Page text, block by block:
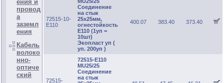
ения и
провод
а
заземл
ения
Кабель
волоко
нно-
оптиче
ский
72515-10-
E110
Соединение
на стык
25х25мм,
огнестойкость
E110 (1уп =
10шт)
Экопласт уп (
уп. 200уп )
400.07 383.40 373.40
72515-
72515-E110
MU25/25
Соединение
на стык